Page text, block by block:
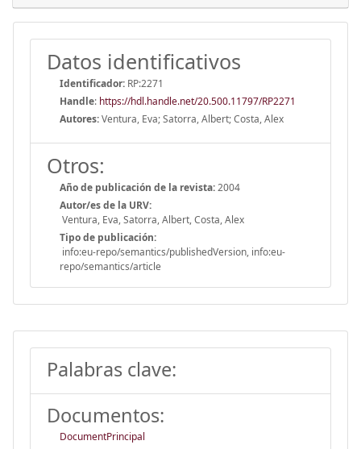
Datos identificativos
Identificador: RP:2271
Handle: https://hdl.handle.net/20.500.11797/RP2271
Autores:Ventura, Eva; Satorra, Albert; Costa, Alex
Otros:
Año de publicación de la revista:2004
Autor/es de la URV:
Ventura, Eva, Satorra, Albert, Costa, Alex
Tipo de publicación:
info:eu-repo/semantics/publishedVersion, info:eu-
repo/semantics/article
Palabras clave:
Documentos:
DocumentPrincipal